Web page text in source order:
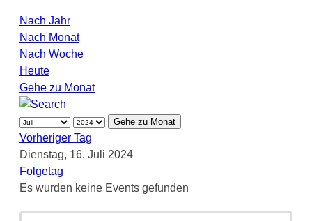
Nach Jahr
Nach Monat
Nach Woche
Heute
Gehe zu Monat
Gehe zu Monat
Vorheriger Tag
Dienstag, 16. Juli 2024
Folgetag
Es wurden keine Events gefunden